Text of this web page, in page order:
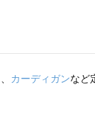
、 カーディガンなど